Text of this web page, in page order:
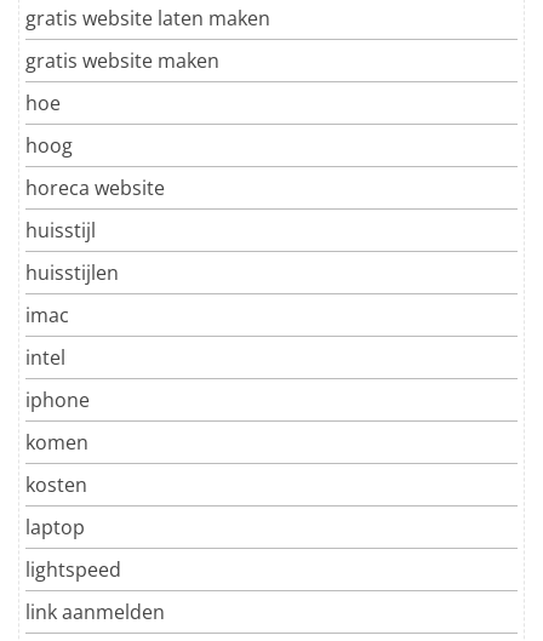
gratis website laten maken
gratis website maken
hoe
hoog
horeca website
huisstijl
huisstijlen
imac
intel
iphone
komen
kosten
laptop
lightspeed
link aanmelden